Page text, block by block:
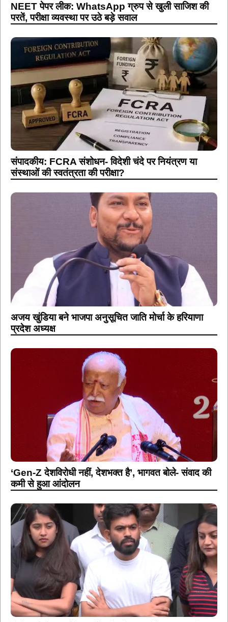
NEET पेपर लीक: WhatsApp ग्रुप से खुली साजिश की
परतें, परीक्षा व्यवस्था पर उठे बड़े सवाल
संपादकीय: FCRA संशोधन- विदेशी चंदे पर नियंत्रण या
संस्थाओं की स्वतंत्रता की परीक्षा?
अजय खुंडिया बने भाजपा अनुसूचित जाति मोर्चा के हरियाणा
प्रदेश अध्यक्ष
‘Gen-Z देशविरोधी नहीं, देशभक्त है’, भागवत बोले- संवाद की
कमी से हुआ आंदोलन